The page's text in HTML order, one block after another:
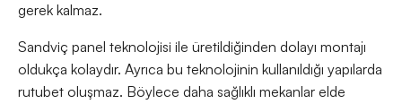
gerek kalmaz.
Sandviç panel teknolojisi ile üretildiğinden dolayı montajı
oldukça kolaydır. Ayrıca bu teknolojinin kullanıldığı yapılarda
rutubet oluşmaz. Böylece daha sağlıklı mekanlar elde